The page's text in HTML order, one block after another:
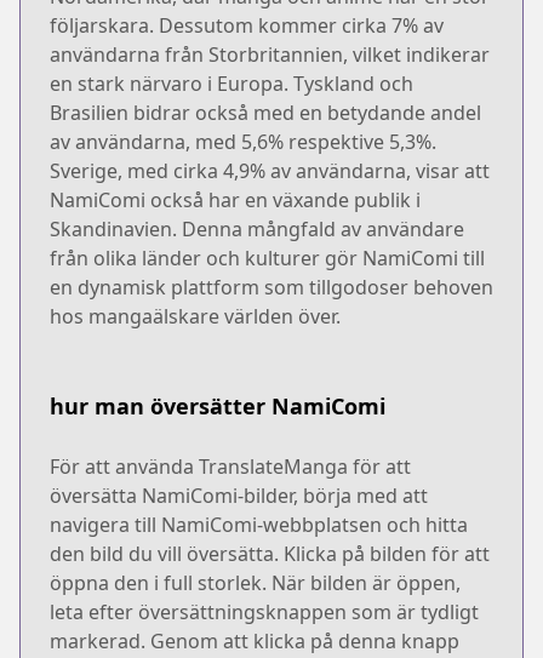
följarskara. Dessutom kommer cirka 7% av
användarna från Storbritannien, vilket indikerar
en stark närvaro i Europa. Tyskland och
Brasilien bidrar också med en betydande andel
av användarna, med 5,6% respektive 5,3%.
Sverige, med cirka 4,9% av användarna, visar att
NamiComi också har en växande publik i
Skandinavien. Denna mångfald av användare
från olika länder och kulturer gör NamiComi till
en dynamisk plattform som tillgodoser behoven
hos mangaälskare världen över.
hur man översätter NamiComi
För att använda TranslateManga för att
översätta NamiComi-bilder, börja med att
navigera till NamiComi-webbplatsen och hitta
den bild du vill översätta. Klicka på bilden för att
öppna den i full storlek. När bilden är öppen,
leta efter översättningsknappen som är tydligt
markerad. Genom att klicka på denna knapp